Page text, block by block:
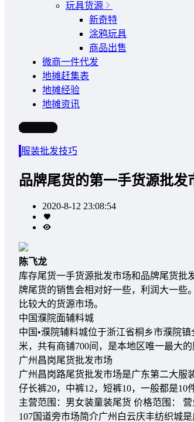
玩具货源
新奇特
涂鸦玩具
商品出售
微商一件代发
地摊赶集表
地摊经验
地摊资讯
写文章
服装批发技巧
品牌尾货的第一手货源批发
2020-8-12 23:08:54
陈飞龙
库存尾货一手货源批发市场和品牌尾货批
牌尾货的销售会相对好一些，利润大一些
比较大的货源市场。
中国濮院面辅料城
中国•濮院辅料城位于浙江省桐乡市濮院
米，共有商铺700间，是本地区唯一最大的
广州昌岗尾货批发市场
广州昌岗路尾货批发市场是广东第二大服
仔长裤20，中裤12，短裤10，一般都是
主营范围：男女装童装尾货 价格范围：
107国道旁市场简介广州白云庆丰纺织城